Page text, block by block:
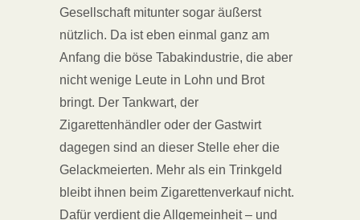
Gesellschaft mitunter sogar äußerst
nützlich. Da ist eben einmal ganz am
Anfang die böse Tabakindustrie, die aber
nicht wenige Leute in Lohn und Brot
bringt. Der Tankwart, der
Zigarettenhändler oder der Gastwirt
dagegen sind an dieser Stelle eher die
Gelackmeierten. Mehr als ein Trinkgeld
bleibt ihnen beim Zigarettenverkauf nicht.
Dafür verdient die Allgemeinheit – und